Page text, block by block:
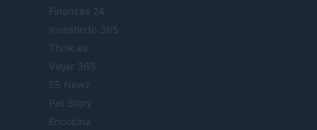
Finanzas 24
Investindo 365
Think.es
Viajar 365
ES Newz
Pet Story
Encocina